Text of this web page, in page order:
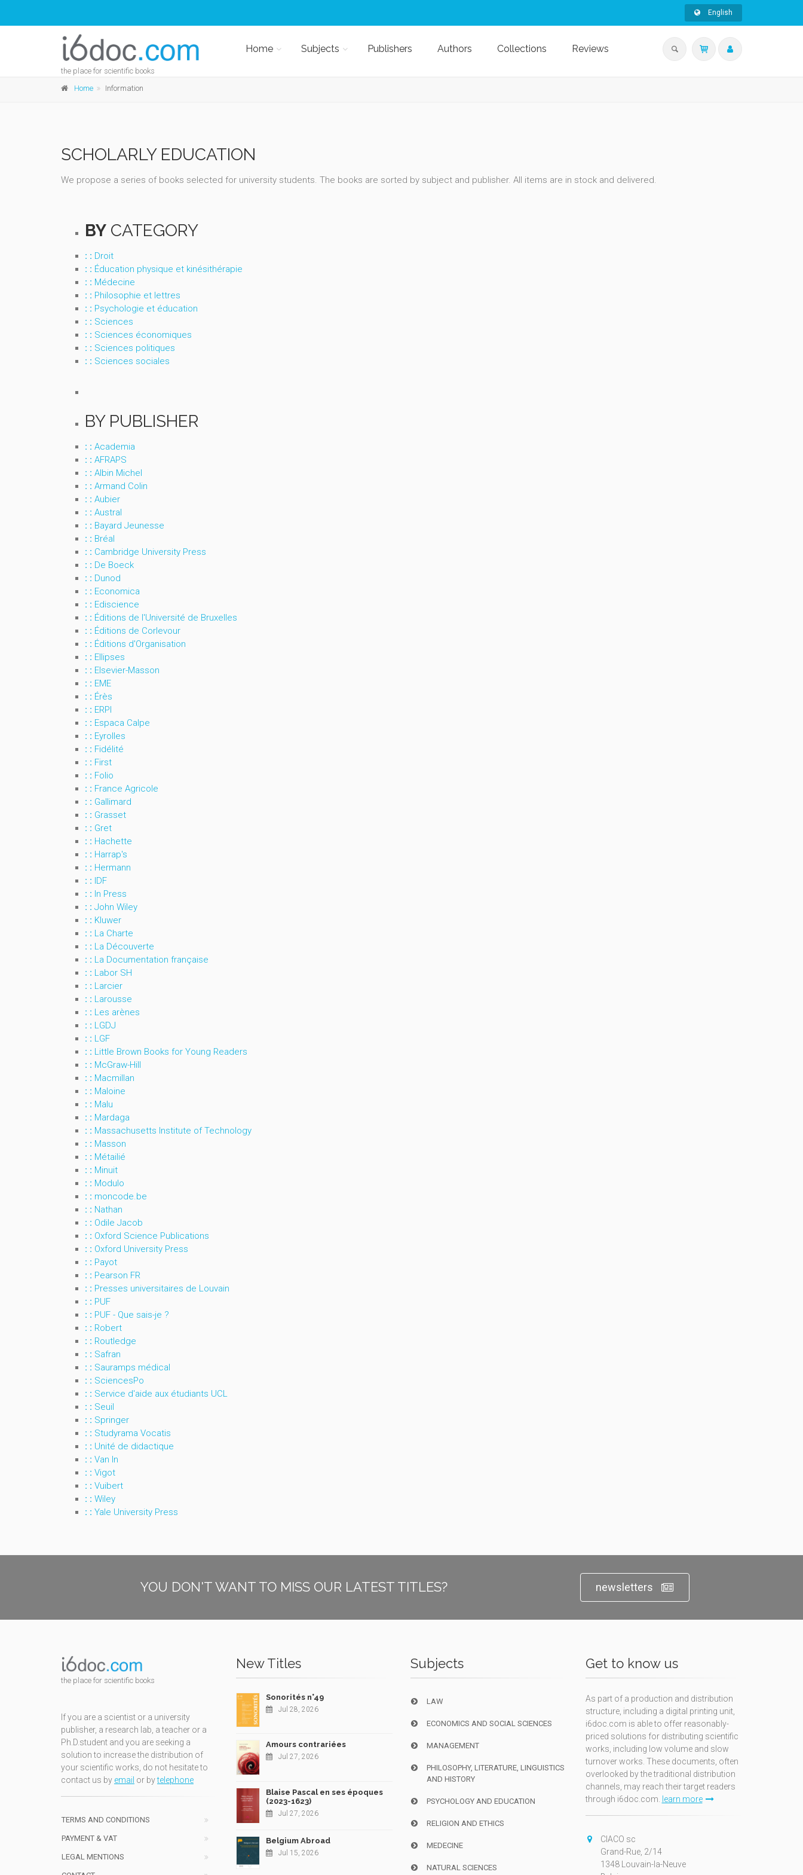
English
the place for scientific books
Home Subjects Publishers Authors Collections Reviews
Home Information
SCHOLARLY EDUCATION
We propose a series of books selected for university students. The books are sorted by subject and publisher. All items are in stock and delivered.
BY CATEGORY
: : Droit
: : Éducation physique et kinésithérapie
: : Médecine
: : Philosophie et lettres
: : Psychologie et éducation
: : Sciences
: : Sciences économiques
: : Sciences politiques
: : Sciences sociales
BY PUBLISHER
: : Academia
: : AFRAPS
: : Albin Michel
: : Armand Colin
: : Aubier
: : Austral
: : Bayard Jeunesse
: : Bréal
: : Cambridge University Press
: : De Boeck
: : Dunod
: : Economica
: : Ediscience
: : Éditions de l'Université de Bruxelles
: : Éditions de Corlevour
: : Éditions d'Organisation
: : Ellipses
: : Elsevier-Masson
: : EME
: : Érès
: : ERPI
: : Espaca Calpe
: : Eyrolles
: : Fidélité
: : First
: : Folio
: : France Agricole
: : Gallimard
: : Grasset
: : Gret
: : Hachette
: : Harrap's
: : Hermann
: : IDF
: : In Press
: : John Wiley
: : Kluwer
: : La Charte
: : La Découverte
: : La Documentation française
: : Labor SH
: : Larcier
: : Larousse
: : Les arènes
: : LGDJ
: : LGF
: : Little Brown Books for Young Readers
: : McGraw-Hill
: : Macmillan
: : Maloine
: : Malu
: : Mardaga
: : Massachusetts Institute of Technology
: : Masson
: : Métailié
: : Minuit
: : Modulo
: : moncode.be
: : Nathan
: : Odile Jacob
: : Oxford Science Publications
: : Oxford University Press
: : Payot
: : Pearson FR
: : Presses universitaires de Louvain
: : PUF
: : PUF - Que sais-je ?
: : Robert
: : Routledge
: : Safran
: : Sauramps médical
: : SciencesPo
: : Service d'aide aux étudiants UCL
: : Seuil
: : Springer
: : Studyrama Vocatis
: : Unité de didactique
: : Van In
: : Vigot
: : Vuibert
: : Wiley
: : Yale University Press
YOU DON'T WANT TO MISS OUR LATEST TITLES? newsletters
the place for scientific books
If you are a scientist or a university
publisher, a research lab, a teacher or a
Ph.D.student and you are seeking a
solution to increase the distribution of
your scientific works, do not hesitate to
contact us by email or bytelephone
TERMS AND CONDITIONS
PAYMENT & VAT
LEGAL MENTIONS
New Titles
Sonorités n°49
Jul 28, 2026
Amours contrariées
Jul 27, 2026
Blaise Pascal en ses époques
(2023-1623)
Jul 27, 2026
Belgium Abroad
Jul 15, 2026
Subjects
LAW
ECONOMICS AND SOCIAL SCIENCES
MANAGEMENT
PHILOSOPHY, LITERATURE, LINGUISTICS
AND HISTORY
PSYCHOLOGY AND EDUCATION
RELIGION AND ETHICS
MEDECINE
NATURAL SCIENCES
Get to know us
As part of a production and distribution
structure, including a digital printing unit,
i6doc.com is able to offer reasonably-
priced solutions for distributing scientific
works, including low volume and slow
turnover works. These documents, often
overlooked by the traditional distribution
channels, may reach their target readers
through i6doc.com.
learn more
CIACO sc
Grand-Rue, 2/14
1348 Louvain-la-Neuve